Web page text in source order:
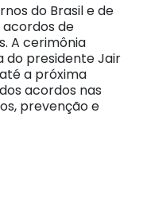
do Brasil e de
de
A cerimônia
do presidente Jair
a próxima
acordos nas
prevenção e